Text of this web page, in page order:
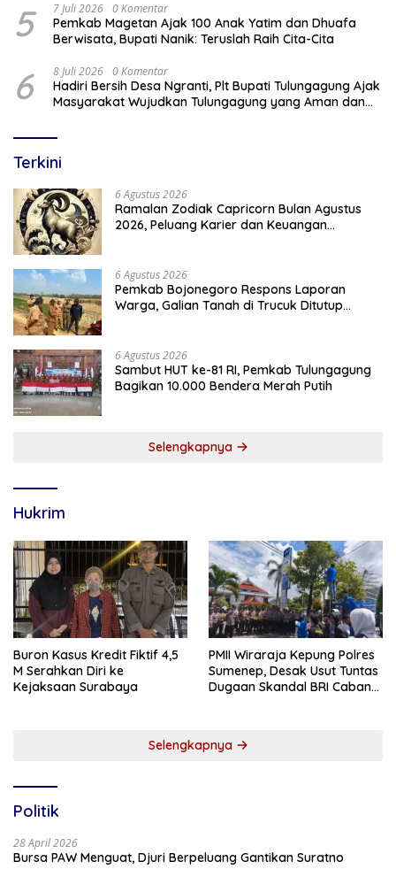
5 7 Juli 2026 0 Komentar
Pemkab Magetan Ajak 100 Anak Yatim dan Dhuafa
Berwisata, Bupati Nanik: Teruslah Raih Cita-Cita
6 8 Juli 2026 0 Komentar
Hadiri Bersih Desa Ngranti, Plt Bupati Tulungagung Ajak
Masyarakat Wujudkan Tulungagung yang Aman dan
Terkini
6 Agustus 2026
Ramalan Zodiak Capricorn Bulan Agustus
2026, Peluang Karier dan Keuangan
6 Agustus 2026
Pemkab Bojonegoro Respons Laporan
Warga, Galian Tanah di Trucuk Ditutup
6 Agustus 2026
Sambut HUT ke-81 RI, Pemkab Tulungagung
Bagikan 10.000 Bendera Merah Putih
Selengkapnya
Hukrim
Buron Kasus Kredit Fiktif 4,5
M Serahkan Diri ke
Kejaksaan Surabaya
PMII Wiraraja Kepung Polres
Sumenep, Desak Usut Tuntas
Dugaan Skandal BRI Cabang
Selengkapnya
Politik
28 April 2026
Bursa PAW Menguat, Djuri Berpeluang Gantikan Suratno